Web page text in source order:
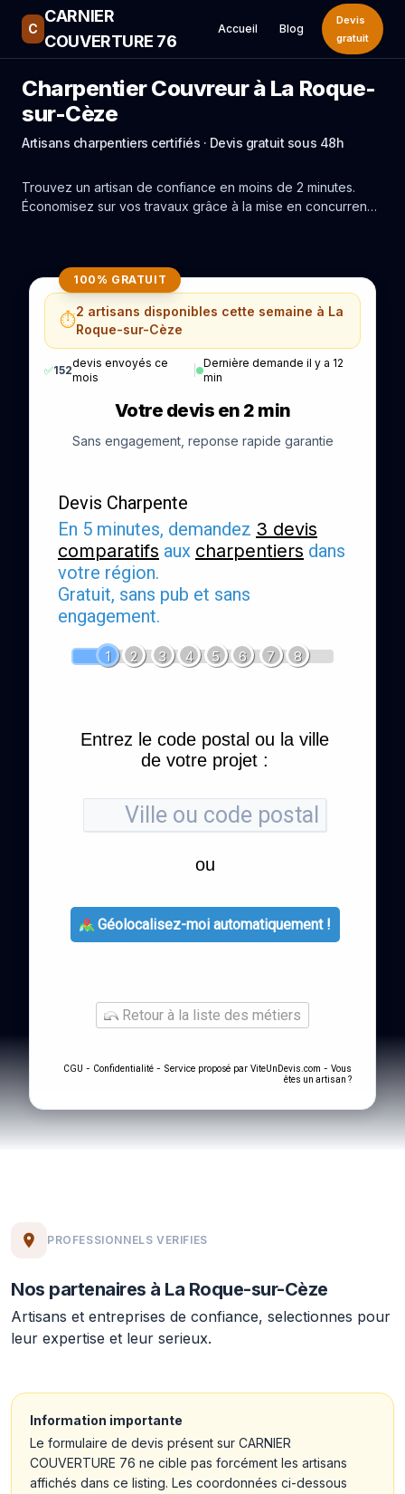
C
CARNIER
COUVERTURE 76
Accueil Blog
Devis
gratuit
Charpentier Couvreur à La Roque-
sur-Cèze
Artisans charpentiers certifiés · Devis gratuit sous 48h
Trouvez un artisan de confiance en moins de 2 minutes.
Économisez sur vos travaux grâce à la mise en concurrence
100% GRATUIT
⏱️2 artisans disponibles cette semaine à La
Roque-sur-Cèze
✅152
devis envoyés ce
mois
|
Dernière demande il y a 12
min
Votre devis en 2 min
Sans engagement, reponse rapide garantie
Devis Charpente
En 5 minutes, demandez 3 devis
comparatifs aux charpentiers dans
votre région.
Gratuit, sans pub et sans
engagement.
1 2 3 4 5 6 7 8
Entrez le code postal ou la ville
de votre projet :
ou
Géolocalisez-moi automatiquement !
Retour à la liste des métiers
CGU - Confidentialité - Service proposé par ViteUnDevis.com - Vous
êtes un artisan ?
PROFESSIONNELS VERIFIES
Nos partenaires à La Roque-sur-Cèze
Artisans et entreprises de confiance, selectionnes pour
leur expertise et leur serieux.
Information importante
Le formulaire de devis présent sur CARNIER
COUVERTURE 76 ne cible pas forcément les artisans
affichés dans ce listing. Les coordonnées ci-dessous